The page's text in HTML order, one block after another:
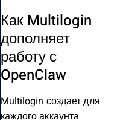
Как Multilogin
дополняет
работу с
OpenClaw
Multilogin создает для
каждого аккаунта